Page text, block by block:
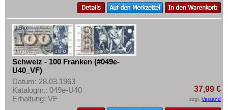
Schweiz - 100 Franken (#049e-
U40_VF)
Datum: 28.03.1963
Katalognr.: 049e-U40
Erhaltung: VF
37,99 €
zzgl. Versand